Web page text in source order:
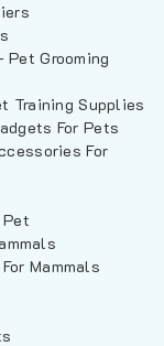
Grooming
Training Supplies
For Pets
For
Mammals